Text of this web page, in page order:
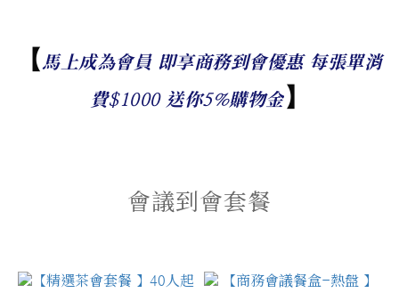
【馬上成為會員 即享商務到會優惠 每張單消
費$1000 送你5%購物金】
會議到會套餐